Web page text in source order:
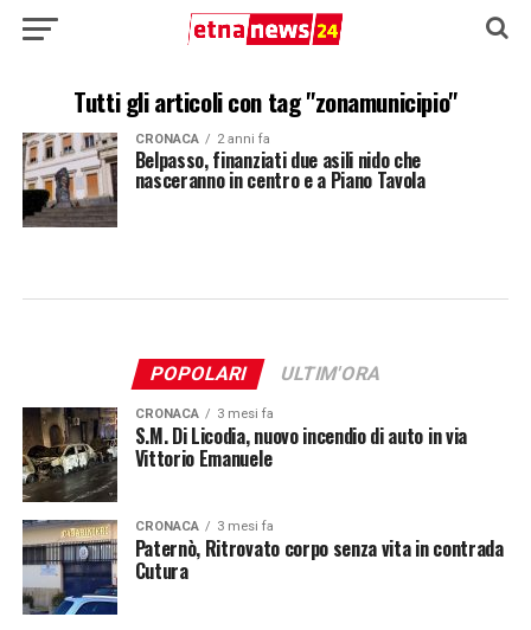
Tutti gli articoli con tag "zonamunicipio"
CRONACA 2 anni fa
Belpasso, finanziati due asili nido che
nasceranno in centro e a Piano Tavola
POPOLARI ULTIM'ORA
CRONACA 3 mesi fa
S.M. Di Licodia, nuovo incendio di auto in via
Vittorio Emanuele
CRONACA 3 mesi fa
Paternò, Ritrovato corpo senza vita in contrada
Cutura